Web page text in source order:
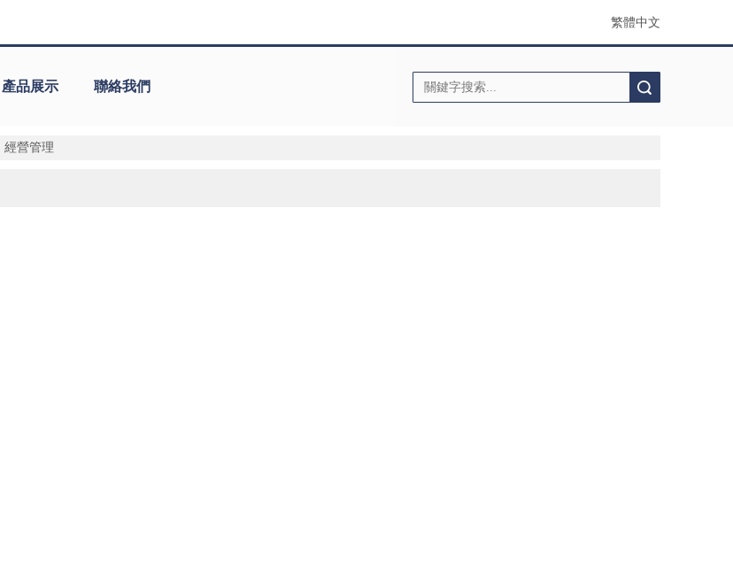
繁體中文
產品展示 聯絡我們
經營管理